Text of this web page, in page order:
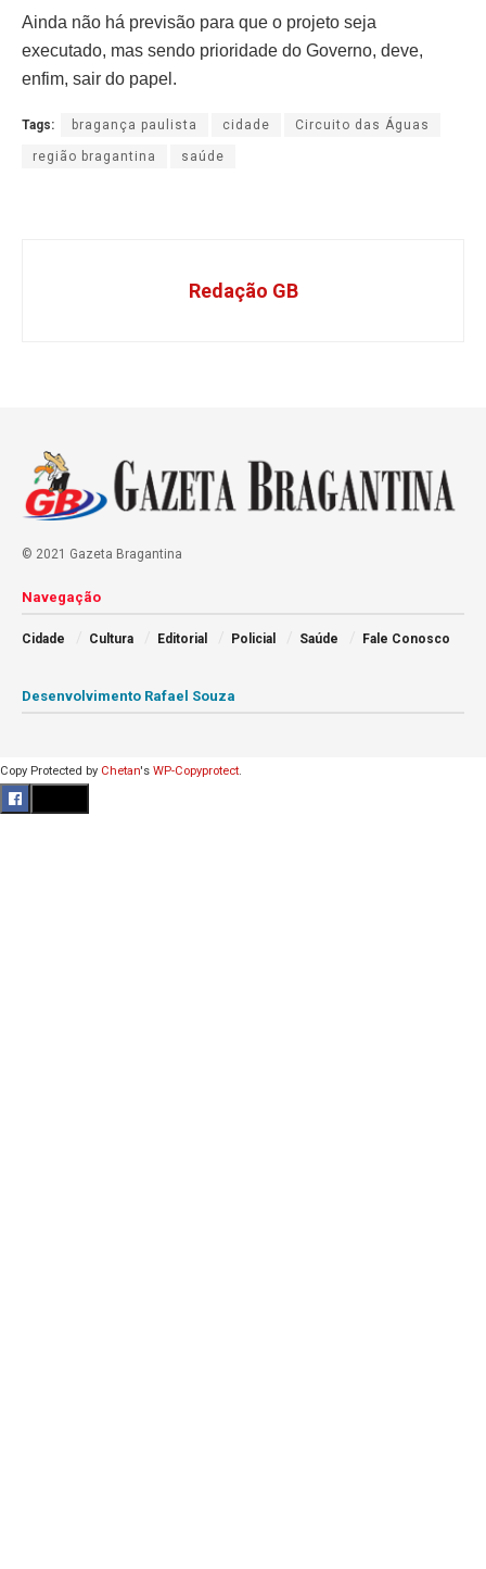
Ainda não há previsão para que o projeto seja
executado, mas sendo prioridade do Governo, deve,
enfim, sair do papel.
Tags: bragança paulista cidade Circuito das Águas
região bragantina saúde
Redação GB
© 2021 Gazeta Bragantina
Navegação
Cidade Cultura Editorial Policial Saúde Fale Conosco
Desenvolvimento Rafael Souza
Copy Protected by Chetan's WP-Copyprotect.